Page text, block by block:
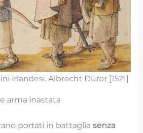
irlandesi. Albrecht Dürer [1521]
arma inastata
portati in battagliasenza